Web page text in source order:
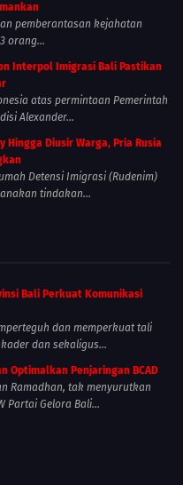
pemberantasan kejahatan
orang...
Interpol Imigrasi Bali Pastikan
atas permintaan Pemerintah
Alexander...
Hingga Diusir Warga, Pria Rusia
Detensi Imigrasi (Rudenim)
tindakan...
Bali Perkuat Komunikasi
dan memperkuat tali
dan sekaligus...
Optimalkan Penjaringan BCAD
Ramadhan, tak menyurutkan
Partai Gelora Bali...